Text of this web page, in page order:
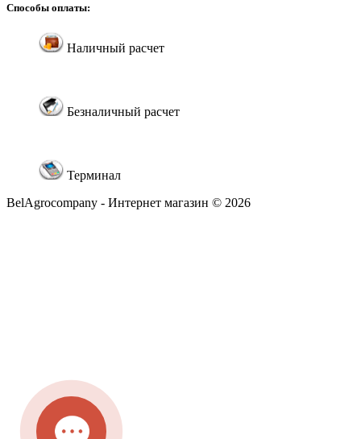
Способы оплаты:
Наличный расчет
Безналичный расчет
Терминал
BelAgrocompany - Интернет магазин © 2026